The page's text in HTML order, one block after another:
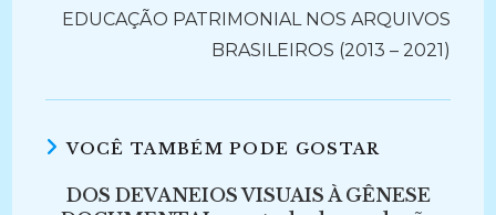
EDUCAÇÃO PATRIMONIAL NOS ARQUIVOS
BRASILEIROS (2013 – 2021)
VOCÊ TAMBÉM PODE GOSTAR
DOS DEVANEIOS VISUAIS À GÊNESE